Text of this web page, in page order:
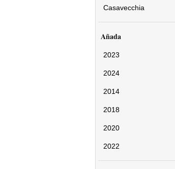
Casavecchia
Añada
2023
2024
2014
2018
2020
2022